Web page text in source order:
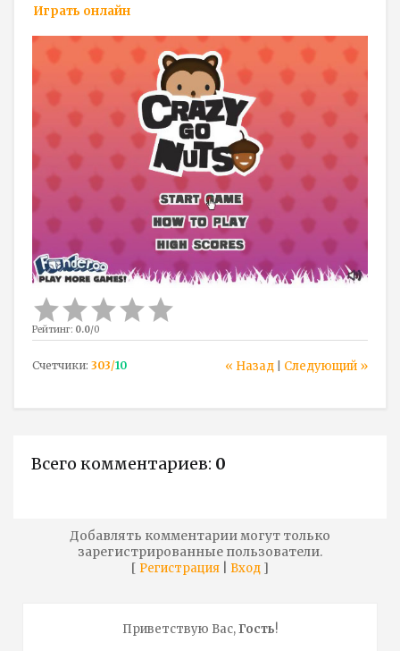
Играть онлайн
Рейтинг: 0.0/0
« Назад Следующий »
Счетчики: 303/10
Всего комментариев: 0
Добавлять комментарии могут только
зарегистрированные пользователи.
[ Регистрация Вход ]
Приветствую Вас,Гость!